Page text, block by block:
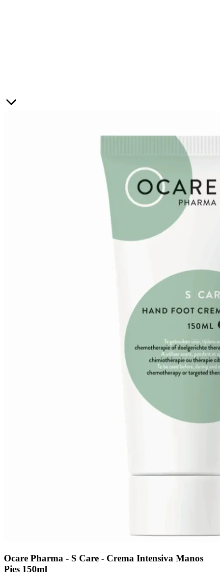
Ocare Pharma - S Care - Crema Intensiva Manos
Pies 150ml